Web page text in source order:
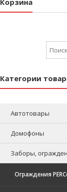
Категории
Автотовары
Домофоны
Заборы,
Ограждения